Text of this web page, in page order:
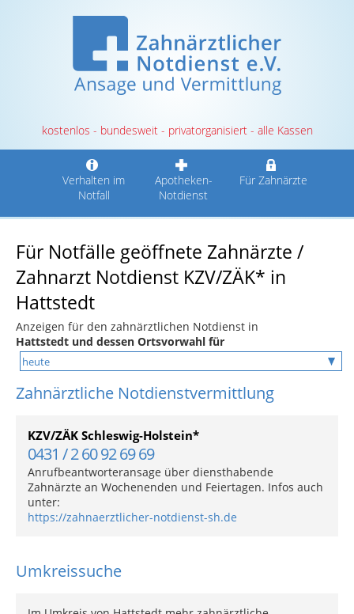
kostenlos - bundesweit - privatorganisiert - alle Kassen
Verhalten im
Notfall
Apotheken-
Notdienst
Für Zahnärzte
Für Notfälle geöffnete Zahnärzte /
Zahnarzt Notdienst KZV/ZÄK* in
Hattstedt
Anzeigen für den zahnärztlichen Notdienst in
Hattstedt und dessen Ortsvorwahl für
Zahnärztliche Notdienstvermittlung
KZV/ZÄK Schleswig-Holstein*
0431 / 2 60 92 69 69
Anrufbeantworteransage über diensthabende
Zahnärzte an Wochenenden und Feiertagen. Infos auch
unter:
https://zahnaerztlicher-notdienst-sh.de
Umkreissuche